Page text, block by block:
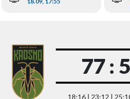
77 :
18:16 | 23:12 |